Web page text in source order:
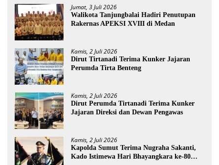
Jumat, 3 Juli 2026
Walikota Tanjungbalai Hadiri Penutupan
Rakernas APEKSI XVIII di Medan
Kamis, 2 Juli 2026
Dirut Tirtanadi Terima Kunker Jajaran
Perumda Tirta Benteng
Kamis, 2 Juli 2026
Dirut Perumda Tirtanadi Terima Kunker
Jajaran Direksi dan Dewan Pengawas
Kamis, 2 Juli 2026
Kapolda Sumut Terima Nugraha Sakanti,
Kado Istimewa Hari Bhayangkara ke-80